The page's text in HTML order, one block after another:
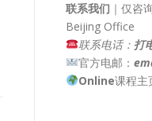
联系我们 ｜仅咨
Beijing Office
联系电话： 打
官方电邮：
Online课程主